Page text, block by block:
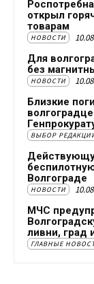
открыл
товарам
НОВОСТИ
Для
без
НОВОСТИ
Близкие
ВЫБОР
Волгограде
НОВОСТИ
МЧС
ливни, град
ГЛАВНЫЕ